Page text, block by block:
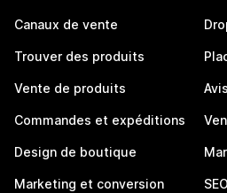
Canaux de vente
Trouver des produits
Vente de produits
Commandes et expéditions
Design de boutique
Marketing et conversion SEO